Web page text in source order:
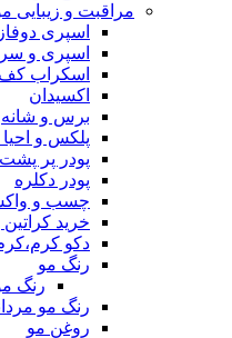
مراقبت و زیبایی
اسپری
اسپری و
اسکراب
اکسیدان
برس و شانه
پلکس و احیا
پودر پر
پودر دکلره
چسب و
خرید کراتین
دکو
رنگ مو
رنگ
رنگ مو
روغن مو